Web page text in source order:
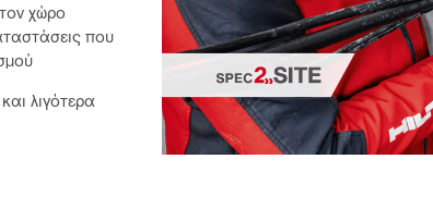
χώρο
που
λιγότερα